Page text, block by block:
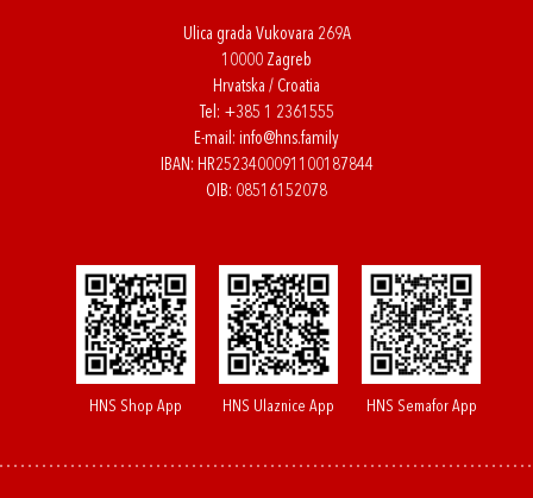
Ulica grada Vukovara 269A
10000 Zagreb
Hrvatska / Croatia
Tel: +385 1 2361555
E-mail: info@hns.family
IBAN: HR2523400091100187844
OIB: 08516152078
HNS Shop App HNS Ulaznice App HNS Semafor App